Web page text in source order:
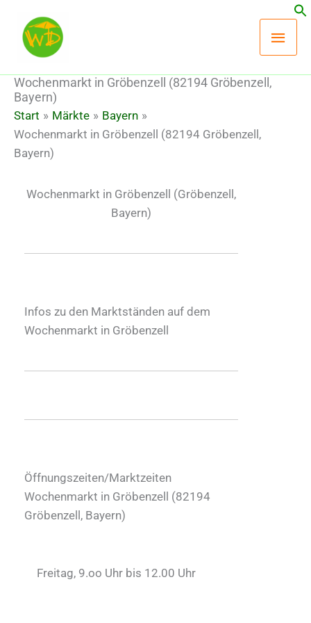
Inhalt
springen
Wochenmarkt in Gröbenzell (82194 Gröbenzell,
Bayern)
Start Märkte
Bayern
Wochenmarkt in Gröbenzell (82194 Gröbenzell,
Bayern)
Wochenmarkt in Gröbenzell
(Gröbenzell,
Bayern)
Infos zu den Marktständen auf dem
Wochenmarkt in Gröbenzell
Öffnungszeiten/Marktzeiten
Wochenmarkt in Gröbenzell (82194
Gröbenzell, Bayern)
Freitag, 9.oo Uhr bis 12.00 Uhr